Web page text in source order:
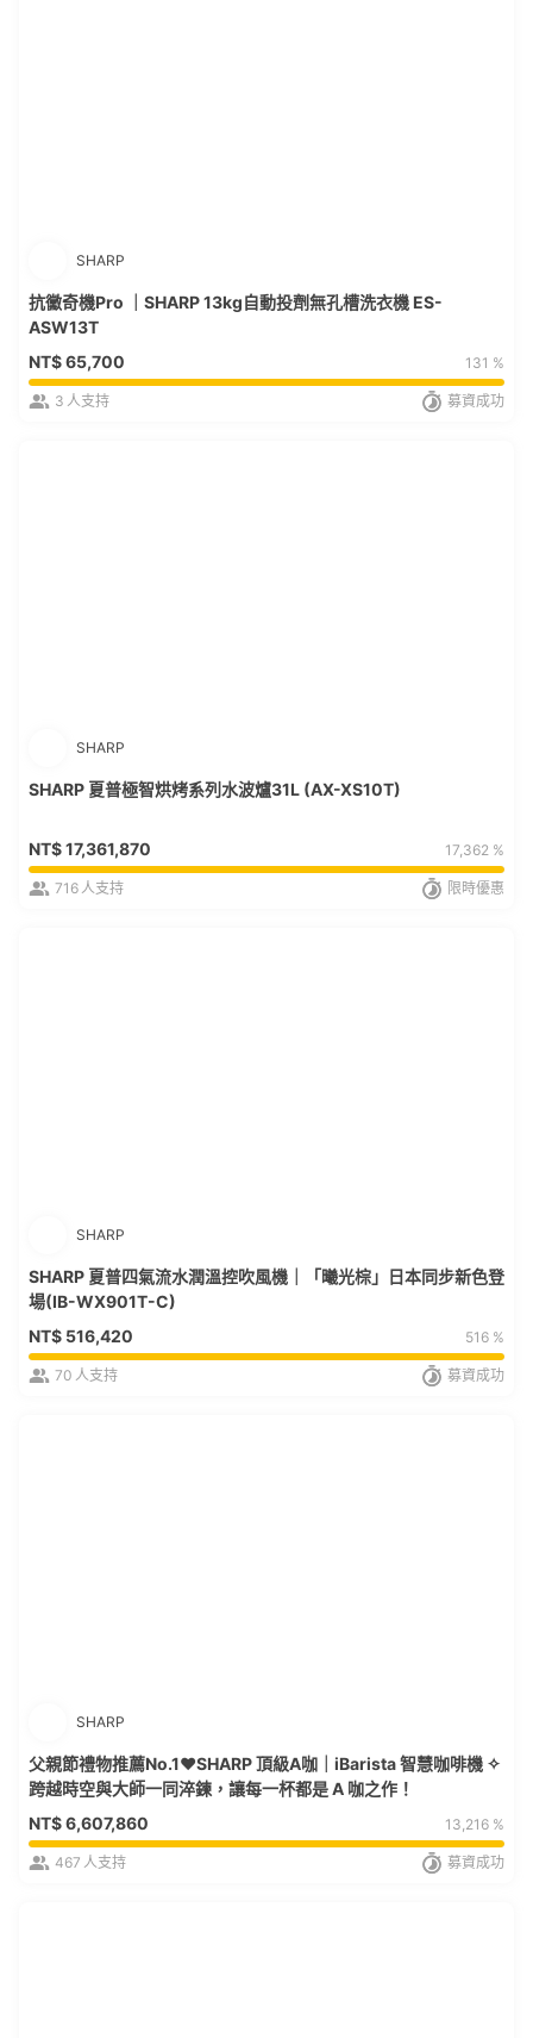
SHARP
抗黴奇機Pro ｜SHARP 13kg自動投劑無孔槽洗衣機 ES-
ASW13T
NT$65,700 131 %
3 人支持 募資成功
SHARP
SHARP 夏普極智烘烤系列水波爐31L (AX-XS10T)
NT$17,361,870 17,362 %
716 人支持 限時優惠
SHARP
SHARP 夏普四氣流水潤溫控吹風機｜「曦光棕」日本同步新色登
場(IB-WX901T-C)
NT$ 516,420 516 %
70 人支持 募資成功
SHARP
父親節禮物推薦No.1❤️SHARP 頂級A咖｜iBarista 智慧咖啡機 ✧
跨越時空與大師一同淬鍊，讓每一杯都是 A 咖之作！
NT$6,607,860 13,216 %
467 人支持 募資成功